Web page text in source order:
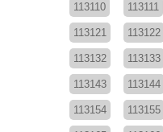
113110 113111
113121 113122
113132 113133
113143 113144
113154 113155